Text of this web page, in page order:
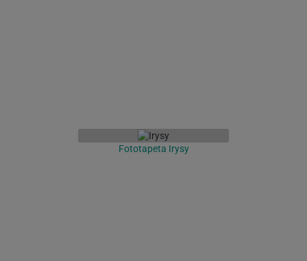
Fototapeta Irysy